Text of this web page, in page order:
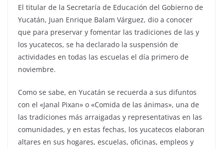
El titular de la Secretaría de Educación del Gobierno de
Yucatán, Juan Enrique Balam Várguez, dio a conocer
que para preservar y fomentar las tradiciones de las y
los yucatecos, se ha declarado la suspensión de
actividades en todas las escuelas el día primero de
noviembre.
Como se sabe, en Yucatán se recuerda a sus difuntos
con el «Janal Pixan» o «Comida de las ánimas», una de
las tradiciones más arraigadas y representativas en las
comunidades, y en estas fechas, los yucatecos elaboran
altares en sus hogares, escuelas, oficinas, empleos y